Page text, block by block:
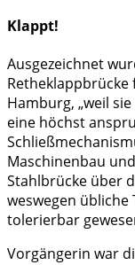
Klappt!
Ausgezeichnet
Hamburg, „weil
eine höchst
Maschinenbau
Stahlbrücke über
weswegen übliche
tolerierbar
Vorgängerin war